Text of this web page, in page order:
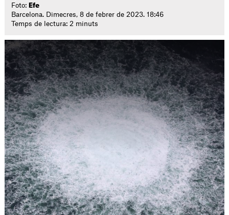
Foto: Efe
Barcelona. Dimecres, 8 de febrer de 2023. 18:46
Temps de lectura: 2 minuts